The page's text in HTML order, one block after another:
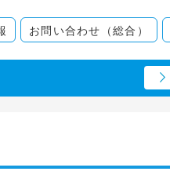
お問い合わせ（総合）